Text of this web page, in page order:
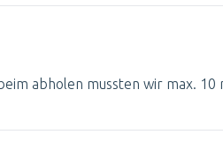
abholen mussten wir max. 10